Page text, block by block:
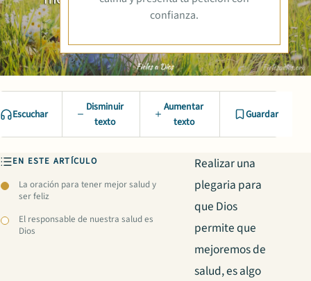
confianza.
Escuchar
Disminuir
texto
Aumentar
texto
Guardar
EN ESTE ARTÍCULO
La oración para tener mejor salud y
ser feliz
El responsable de nuestra salud es
Dios
Realizar una
plegaria para
que Dios
permite que
mejoremos de
salud, es algo